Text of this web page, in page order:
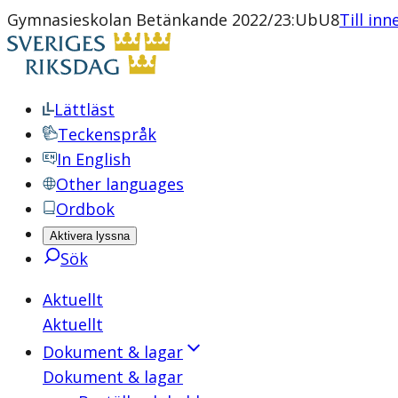
Gymnasieskolan Betänkande 2022/23:UbU8Till
Lättläst
Teckenspråk
In English
Other languages
Ordbok
Aktivera lyssna
Sök
Aktuellt
Aktuellt
Dokument & lagar
Dokument & lagar